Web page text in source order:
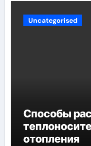
Uncategorised
Способы
отопления